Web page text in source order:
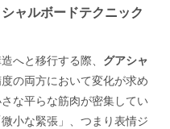
ャルボードテクニック
へと移行する際、 グアシャ
の両方において変化が求め
な平らな筋肉が密集してい
小な緊張」、つまり表情ジ